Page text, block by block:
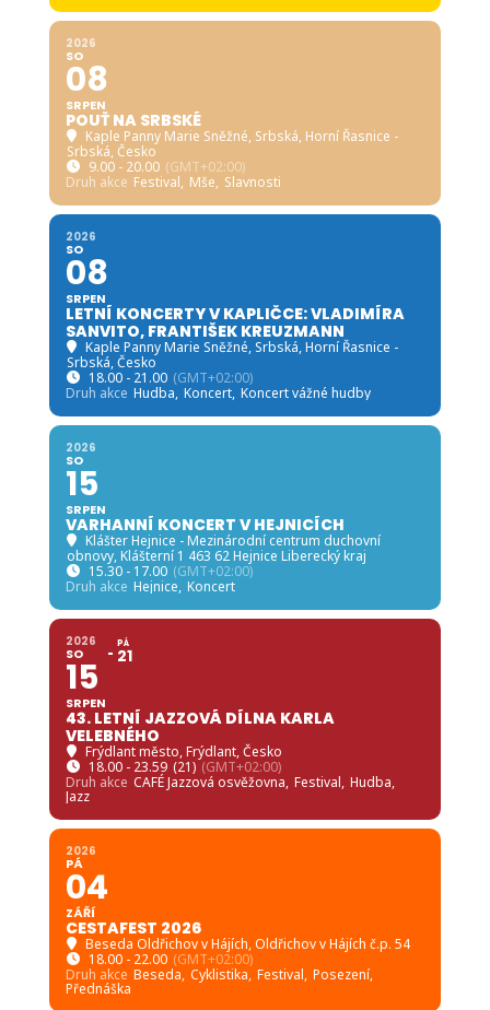
2026
SO
08
SRPEN
POUŤ NA SRBSKÉ
Kaple Panny Marie Sněžné, Srbská, Horní Řasnice -
Srbská, Česko
9.00 - 20.00 (GMT+02:00)
Druh akce Festival, Mše, Slavnosti
2026
SO
08
SRPEN
LETNÍ KONCERTY V KAPLIČCE: VLADIMÍRA
SANVITO, FRANTIŠEK KREUZMANN
Kaple Panny Marie Sněžné, Srbská, Horní Řasnice -
Srbská, Česko
18.00 - 21.00 (GMT+02:00)
Druh akce Hudba, Koncert, Koncert vážné hudby
2026
SO
15
SRPEN
VARHANNÍ KONCERT V HEJNICÍCH
Klášter Hejnice - Mezinárodní centrum duchovní
obnovy, Klášterní 1 463 62 Hejnice Liberecký kraj
15.30 - 17.00 (GMT+02:00)
Druh akce Hejnice, Koncert
2026
SO
15
SRPEN
PÁ
21
43. LETNÍ JAZZOVÁ DÍLNA KARLA
VELEBNÉHO
Frýdlant město, Frýdlant, Česko
18.00 - 23.59 (21) (GMT+02:00)
Druh akce CAFÉ Jazzová osvěžovna, Festival, Hudba,
Jazz
2026
PÁ
04
ZÁŘÍ
CESTAFEST 2026
Beseda Oldřichov v Hájích, Oldřichov v Hájích č.p. 54
18.00 - 22.00 (GMT+02:00)
Druh akce Beseda, Cyklistika, Festival, Posezení,
Přednáška